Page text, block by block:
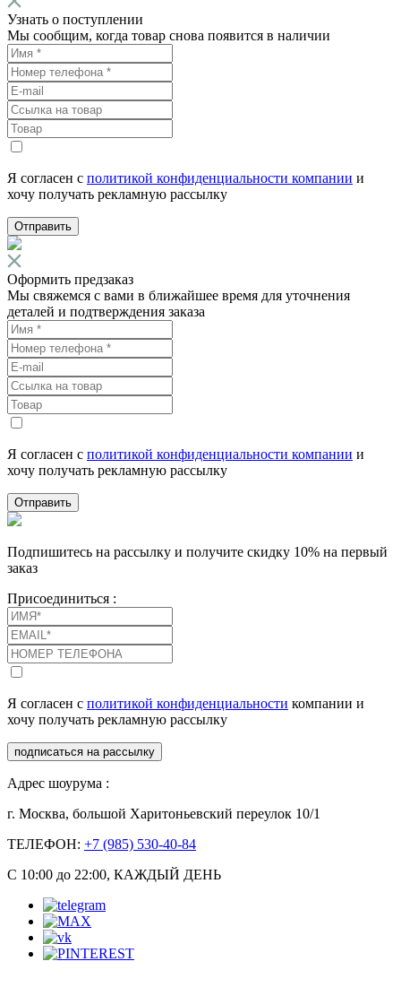
Узнать о поступлении
Мы сообщим, когда товар снова появится в наличии
Я согласен с политикой конфиденциальности компании и
хочу получать рекламную рассылку
Отправить
Оформить предзаказ
Мы свяжемся с вами в ближайшее время для уточнения
деталей и подтверждения заказа
Я согласен с политикой конфиденциальности компании и
хочу получать рекламную рассылку
Отправить
Подпишитесь на рассылку и получите скидку 10% на первый
заказ
Присоединиться :
Я согласен с политикой конфиденциальности компании и
хочу получать рекламную рассылку
подписаться на рассылку
Адрес шоурума :
г. Москва, большой Харитоньевский переулок 10/1
ТЕЛЕФОН: +7 (985) 530-40-84
С 10:00 до 22:00, КАЖДЫЙ ДЕНЬ